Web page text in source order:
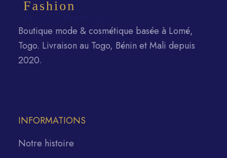
Boutique mode & cosmétique basée à Lomé,
Togo. Livraison au Togo, Bénin et Mali depuis
2020.
INFORMATIONS
Notre histoire